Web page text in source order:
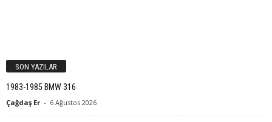
SON YAZILAR
1983-1985 BMW 316
Çağdaş Er - 6 Ağustos 2026